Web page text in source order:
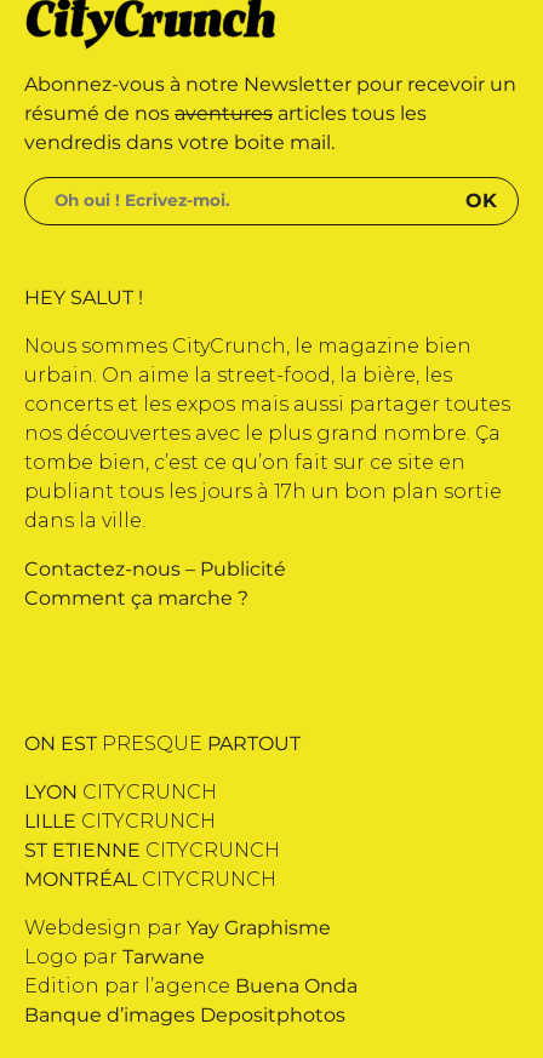
déposée • Tous droits
par Buena Onda Web •
Abonnez-vous à notre Newsletter pour recevoir un
résumé de nos aventures articles tous les
vendredis dans votre boite mail.
HEY SALUT !
Nous sommes CityCrunch, le magazine bien
urbain. On aime la street-food, la bière, les
concerts et les expos mais aussi partager toutes
nos découvertes avec le plus grand nombre. Ça
tombe bien, c’est ce qu’on fait sur ce site en
publiant tous les jours à 17h un bon plan sortie
dans la ville.
Contactez-nous – Publicité
Comment ça marche ?
ON EST PRESQUE PARTOUT
LYON CITYCRUNCH
LILLE CITYCRUNCH
ST ETIENNE CITYCRUNCH
MONTRÉALCITYCRUNCH
Webdesign par Yay Graphisme
Logo par Tarwane
Edition par l’agence Buena Onda
Banque d’images Depositphotos